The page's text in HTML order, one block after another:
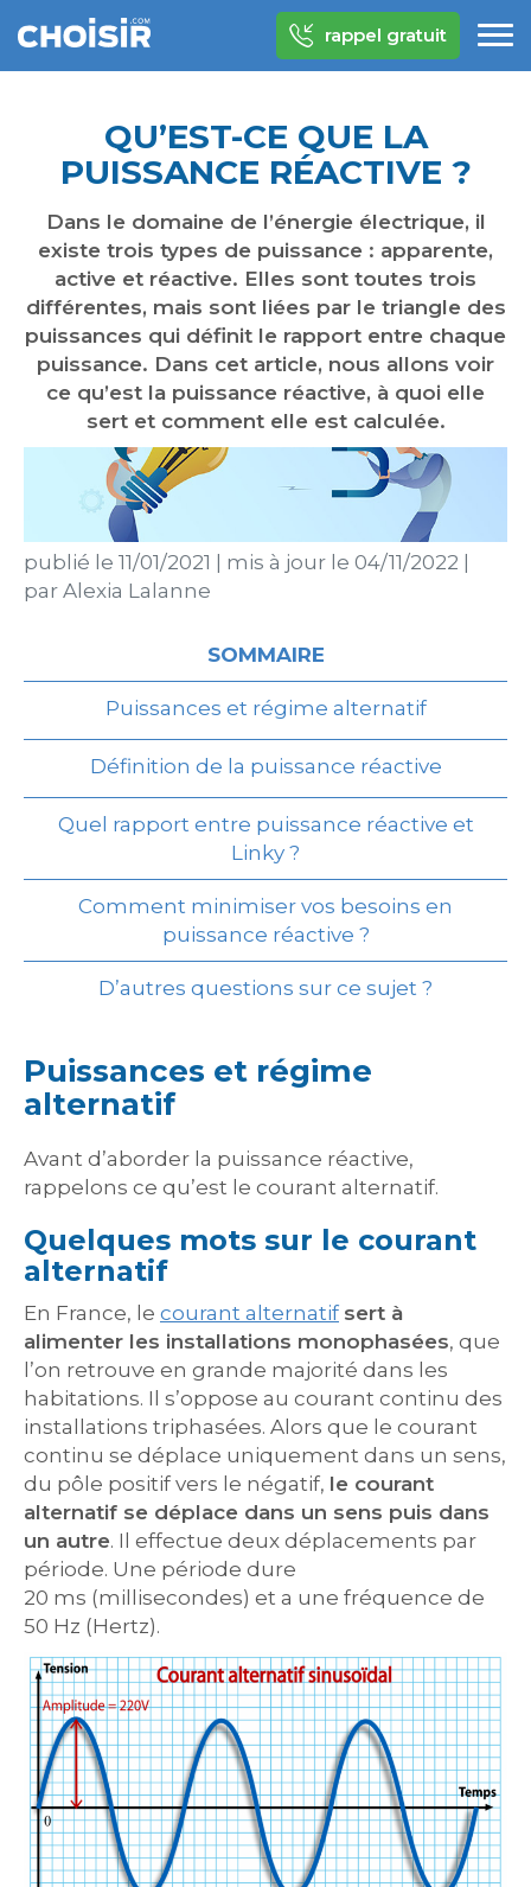
rappel gratuit
QU’EST-CE QUE LA
PUISSANCE RÉACTIVE ?
Dans le domaine de l’énergie électrique, il
existe trois types de puissance : apparente,
active et réactive. Elles sont toutes trois
différentes, mais sont liées par le triangle des
puissances qui définit le rapport entre chaque
puissance. Dans cet article, nous allons voir
ce qu’est la puissance réactive, à quoi elle
sert et comment elle est calculée.
publié le 11/01/2021 mis à jour le 04/11/2022
par Alexia Lalanne
SOMMAIRE
Puissances et régime alternatif
Définition de la puissance réactive
Quel rapport entre puissance réactive et
Linky ?
Comment minimiser vos besoins en
puissance réactive ?
D’autres questions sur ce sujet ?
Puissances et régime
alternatif
Avant d’aborder la puissance réactive,
rappelons ce qu’est le courant alternatif.
Quelques mots sur le courant
alternatif
En France, le courant alternatif sert à
alimenter les installations monophasées, que
l’on retrouve en grande majorité dans les
habitations. Il s’oppose au courant continu des
installations triphasées. Alors que le courant
continu se déplace uniquement dans un sens,
du pôle positif vers le négatif, le courant
alternatif se déplace dans un sens puis dans
un autre. Il effectue deux déplacements par
période. Une période dure
20 ms (millisecondes) et a une fréquence de
50 Hz (Hertz).